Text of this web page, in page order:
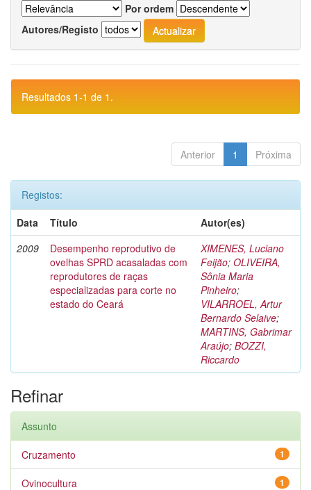
Por ordem
Autores/Registo
Resultados 1-1 de 1.
Anterior 1 Próxima
Registos:
Data
Título
Autor(es)
2009
Desempenho reprodutivo de
ovelhas SPRD acasaladas com
reprodutores de raças
especializadas para corte no
estado do Ceará
XIMENES, Luciano
Feijão; OLIVEIRA,
Sônia Maria
Pinheiro;
VILARROEL, Artur
Bernardo Selaive;
MARTINS, Gabrimar
Araújo; BOZZI,
Riccardo
Refinar
Assunto
1
Cruzamento
1
Ovinocultura